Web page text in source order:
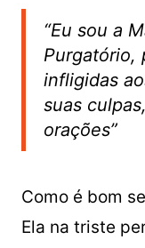
“Eu sou a
Purgatório,
infligidas
suas
orações”
Como é bom
Ela na triste